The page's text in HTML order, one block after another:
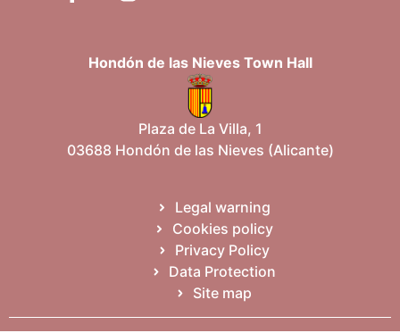
Hondón de las Nieves Town Hall
Plaza de La Villa, 1
03688 Hondón de las Nieves (Alicante)
Legal warning
Cookies policy
Privacy Policy
Data Protection
Site map